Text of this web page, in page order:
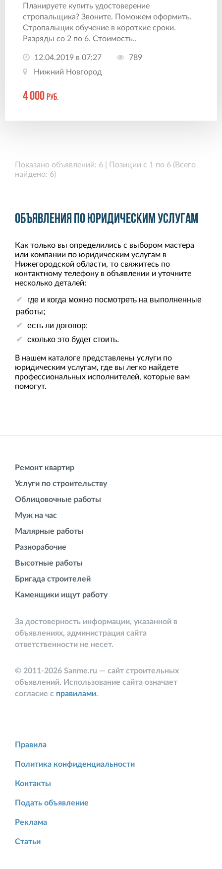
Планируете купить удостоверение
стропальщика? Звоните. Поможем оформить.
Стропальщик обучение в короткие сроки.
Разряды со 2 по 6. Стоимость..
12.04.2019 в 07:27
789
Нижний Новгород
4 000 руб.
Показано объявлений: 6 | Позиции с 1 по 6 (Всего
найдено: 6)
Объявления по юридическим услугам
Как только вы определились с выбором мастера
или компании по юридическим услугам в
Нижегородской области, то свяжитесь по
контактному телефону в объявлении и уточните
несколько деталей:
где и когда можно посмотреть на выполненные
работы;
есть ли договор;
сколько это будет стоить.
В нашем каталоге представлены услуги по
юридическим услугам, где вы легко найдете
профессиональных исполнителей, которые вам
помогут.
Ремонт квартир
Услуги по строительству
Облицовочные работы
Муж на час
Малярные работы
Разнорабочие
Высотные работы
Бригада строителей
Каменщики ищут работу
За достоверность информации, указанной в
объявлениях, администрация сайта
ответственности не несет.
© 2011-2026 Sanme.ru — сайт строительных
объявлений. Использование сайта означает
согласие с правилами.
Правила
Политика конфиденциальности
Контакты
Подать объявление
Реклама
Статьи